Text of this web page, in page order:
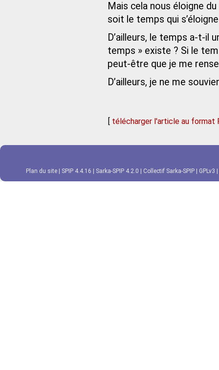
Mais cela nous éloigne
soit le temps qui
D’ailleurs, le temps a-t-il
temps » existe ? Si le
peut-être que je me
D’ailleurs, je ne me
[ télécharger l'article au format
Plan du site SPIP 4.4.16 Sarka-SPIP 4.2.0 Collectif Sarka-SPIP GPLv3